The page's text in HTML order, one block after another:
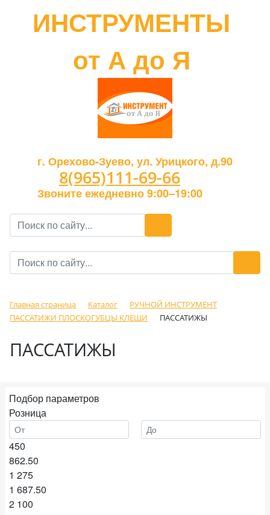
ИНСТРУМЕНТЫ
от А до Я
г. Орехово-Зуево, ул. Урицкого, д.90
8(965)111-69-66
Звоните ежедневно 9:00–19:00
Главная страница Каталог
РУЧНОЙ ИНСТРУМЕНТ
ПАССАТИЖИ ПЛОСКОГУБЦЫ КЛЕЩИ
ПАССАТИЖЫ
ПАССАТИЖЫ
Подбор параметров
Розница
450
862.50
1 275
1 687.50
2 100